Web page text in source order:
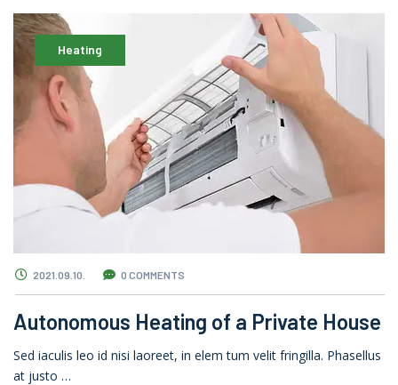
Heating
2021.09.10. 0 COMMENTS
Autonomous Heating of a Private House
Sed iaculis leo id nisi laoreet, in elem tum velit fringilla. Phasellus
at justo …